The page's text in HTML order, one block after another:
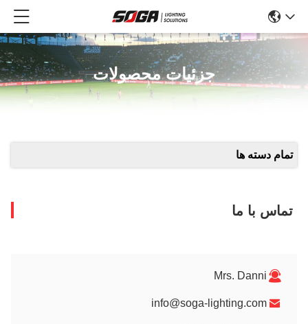
جزئیات محصولات
تمام دسته ها
تماس با ما
Mrs. Danni
info@soga-lighting.com